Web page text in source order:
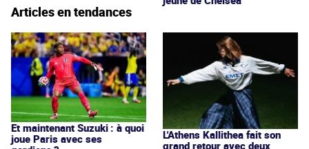
Articles en tendances
Et maintenant Suzuki : à quoi
joue Paris avec ses
L'Athens Kallithea fait son
grand retour avec deux